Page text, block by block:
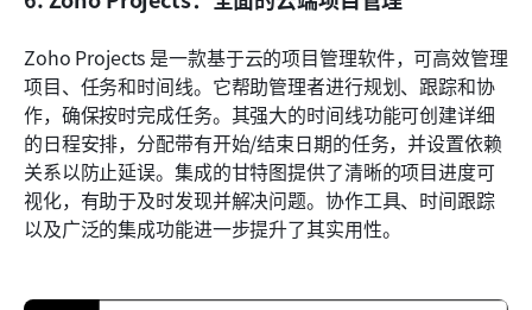
Zoho Projects 是一款基于云的项目管理软件，可高效管理
项目、任务和时间线。它帮助管理者进行规划、跟踪和协
作，确保按时完成任务。其强大的时间线功能可创建详细
的日程安排，分配带有开始/结束日期的任务，并设置依赖
关系以防止延误。集成的甘特图提供了清晰的项目进度可
视化，有助于及时发现并解决问题。协作工具、时间跟踪
以及广泛的集成功能进一步提升了其实用性。